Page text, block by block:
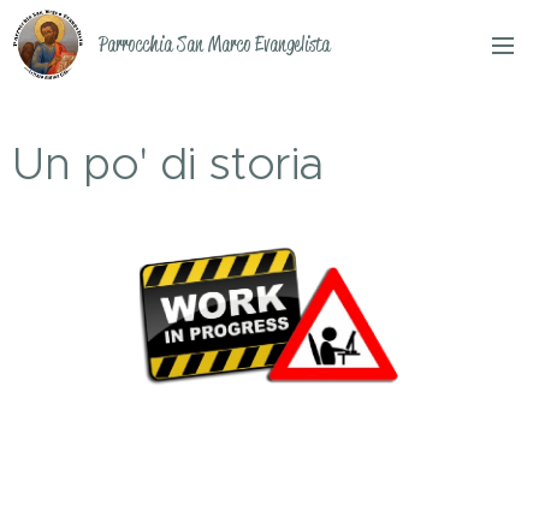
Parrocchia San Marco Evangelista
Un po' di storia